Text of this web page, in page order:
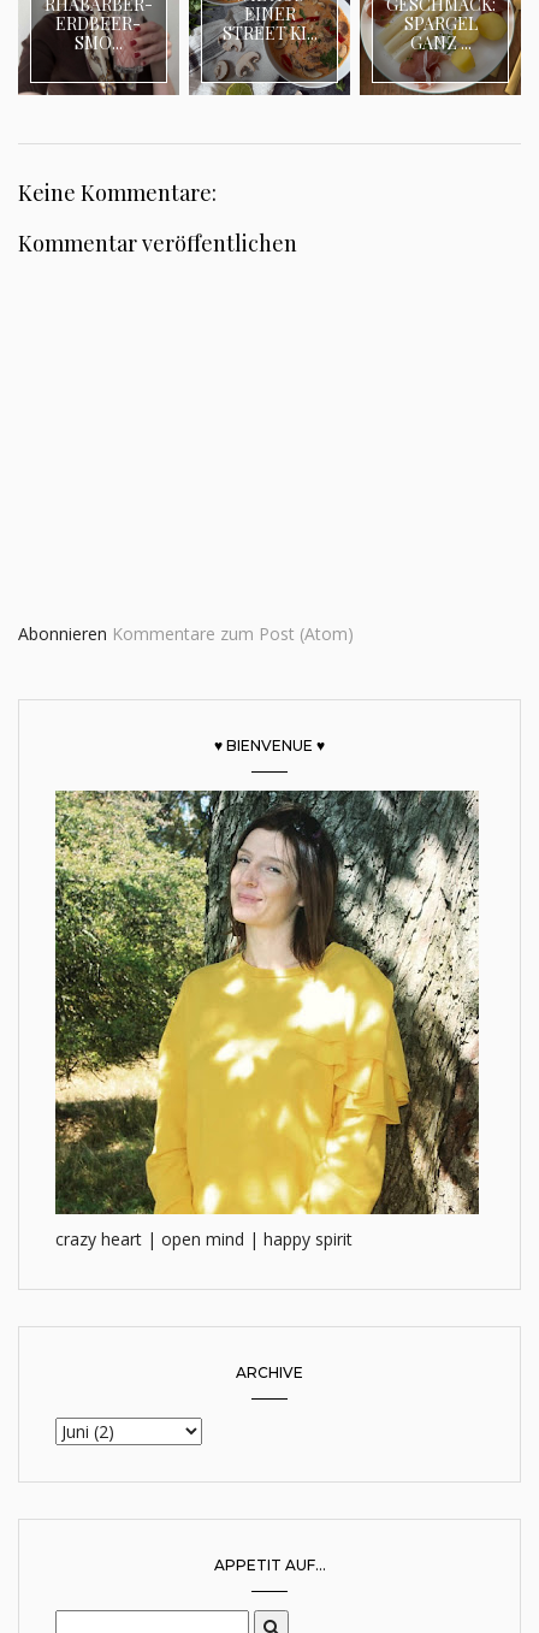
ERDBEER-
SMO...
EINER
STREET KI...
SPARGEL
GANZ ...
Keine Kommentare:
Kommentar veröffentlichen
Abonnieren Kommentare zum Post (Atom)
♥ BIENVENUE ♥
crazy heart | open mind | happy spirit
ARCHIVE
APPETIT AUF...